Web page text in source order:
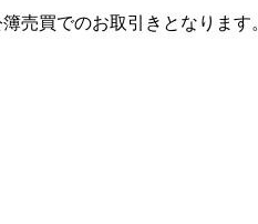
売買でのお取引きとなります。